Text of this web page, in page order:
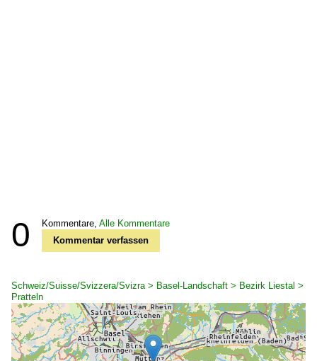
0 Kommentare, Alle Kommentare
Kommentar verfassen
Schweiz/Suisse/Svizzera/Svizra > Basel-Landschaft > Bezirk Liestal >
Pratteln